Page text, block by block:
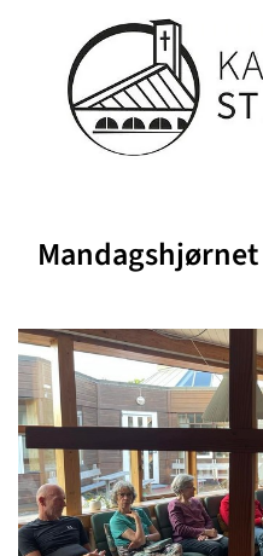
Mandagshjørnet